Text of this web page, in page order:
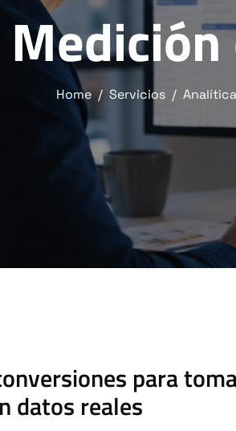
Home Servicios
para
datos reales